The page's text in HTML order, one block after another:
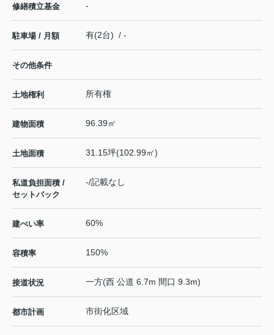
修繕積立基金 -
駐車場 / 月額 有(2台) / -
その他条件
土地権利 所有権
建物面積 96.39㎡
土地面積 31.15坪(102.99㎡)
私道負担面積 /
セットバック
-/記載なし
建ぺい率 60%
容積率 150%
接道状況 一方(西 公道 6.7m 間口 9.3m)
都市計画 市街化区域